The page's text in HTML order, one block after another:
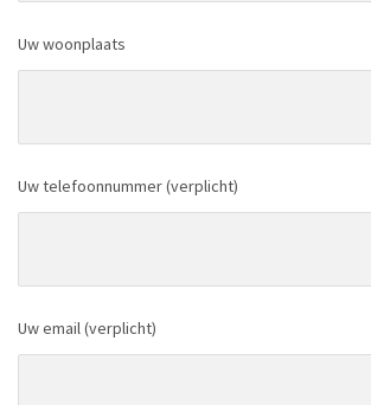
Uw woonplaats
Uw telefoonnummer (verplicht)
Uw email (verplicht)